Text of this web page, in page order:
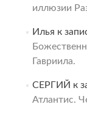
иллюзии
Илья к
Гавриила.
СЕРГИЙ к
Атлантис.